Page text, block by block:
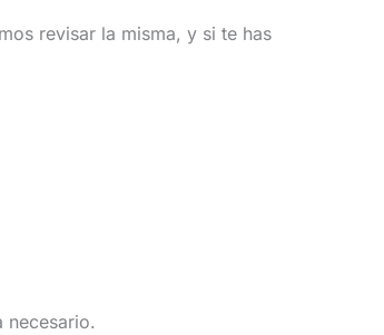
revisar la misma, y si te has